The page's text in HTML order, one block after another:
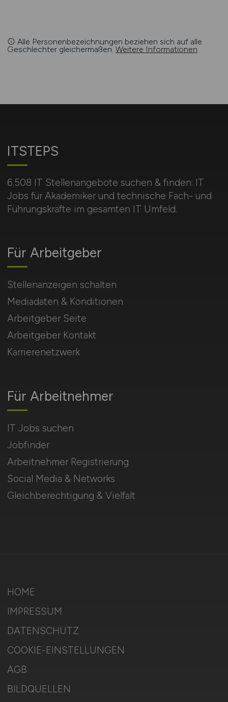
Alle Personenbezeichnungen beziehen sich auf alle
Geschlechter gleichermaßen. Weitere Informationen.
ITSTEPS
6.508 IT Stellenangebote suchen & finden: IT
Jobs für Akademiker und technische Fach- und
Führungskräfte im gesamten IT Umfeld.
Für Arbeitnehmer
IT Jobs suchen
Jobfinder
Arbeitnehmer Registrierung
Social Media & Networks
Gleichberechtigung & Vielfalt
Für Arbeitgeber
Stellenanzeigen schalten
Mediadaten & Konditionen
Arbeitgeber Seite
Arbeitgeber Kontakt
Karrierenetzwerk
HOME
IMPRESSUM
DATENSCHUTZ
COOKIE-EINSTELLUNGEN
AGB
BILDQUELLEN